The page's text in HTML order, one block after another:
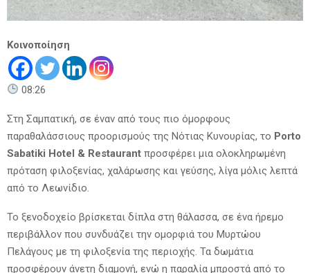
Κοινοποίηση
08:26
Στη Σαμπατική, σε έναν από τους πιο όμορφους
παραθαλάσσιους προορισμούς της Νότιας Κυνουρίας, το Porto
Sabatiki Hotel & Restaurant προσφέρει μια ολοκληρωμένη
πρόταση φιλοξενίας, χαλάρωσης και γεύσης, λίγα μόλις λεπτά
από το Λεωνίδιο.
Το ξενοδοχείο βρίσκεται δίπλα στη θάλασσα, σε ένα ήρεμο
περιβάλλον που συνδυάζει την ομορφιά του Μυρτώου
Πελάγους με τη φιλοξενία της περιοχής. Τα δωμάτια
προσφέρουν άνετη διαμονή, ενώ η παραλία μπροστά από το